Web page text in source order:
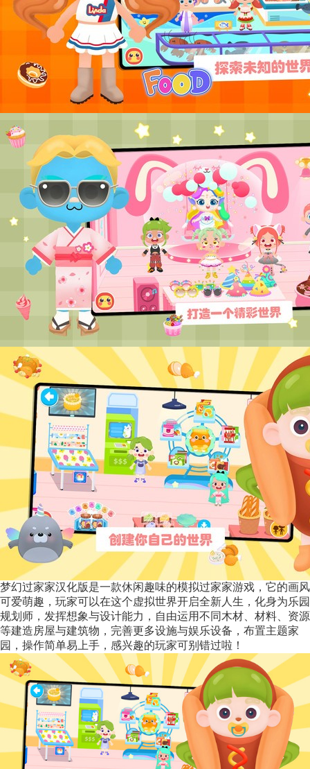
梦幻过家家汉化版是一款休闲趣味的模拟过家家游戏，它的画风
可爱萌趣，玩家可以在这个虚拟世界开启全新人生，化身为乐园
规划师，发挥想象与设计能力，自由运用不同木材、材料、资源
等建造房屋与建筑物，完善更多设施与娱乐设备，布置主题家
园，操作简单易上手，感兴趣的玩家可别错过啦！